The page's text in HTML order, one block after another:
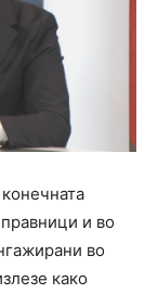
и во
во
како